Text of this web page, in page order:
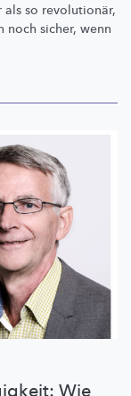
so revolutionär,
noch sicher, wenn
Wie